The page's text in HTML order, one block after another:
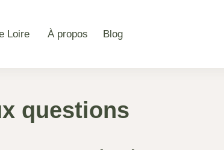
Loire À propos Blog
questions